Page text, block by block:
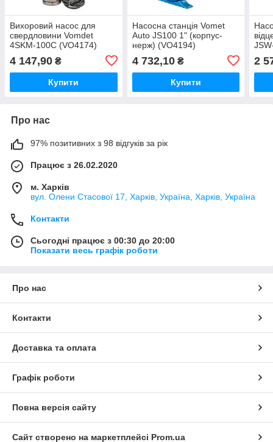
Вихоровий насос для
свердловини Vomdet
4SKM-100C (VO4174)
4 147,90 ₴
Купити
Насосна станція Vomet
Auto JS100 1" (корпус-
нерж) (VO4194)
4 732,10₴
Купити
2
Про нас
97% позитивних з 98 відгуків за рік
Працює з 26.02.2020
м. Харків
вул. Олени Стасової 17, Харків, Україна, Харків, Україна
Контакти
Сьогодні працює з 00:30 до 20:00
Показати весь графік роботи
Про нас
Контакти
Доставка та оплата
Графік роботи
Повна версія сайту
Сайт створено на маркетплейсі Prom.ua